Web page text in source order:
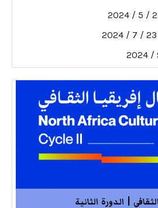
28 /
23 / 7 / 2024
| الدورة الثانية